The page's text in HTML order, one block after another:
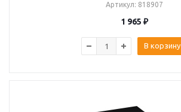
Артикул: 818907
1 965 ₽
В корзину